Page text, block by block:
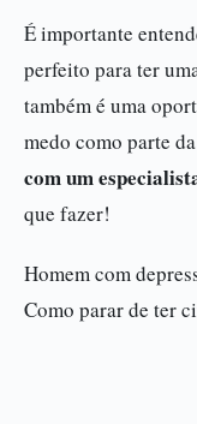
É importante
perfeito para ter
também é uma
medo como parte
com um
que fazer!
Homem com
Como parar de ter